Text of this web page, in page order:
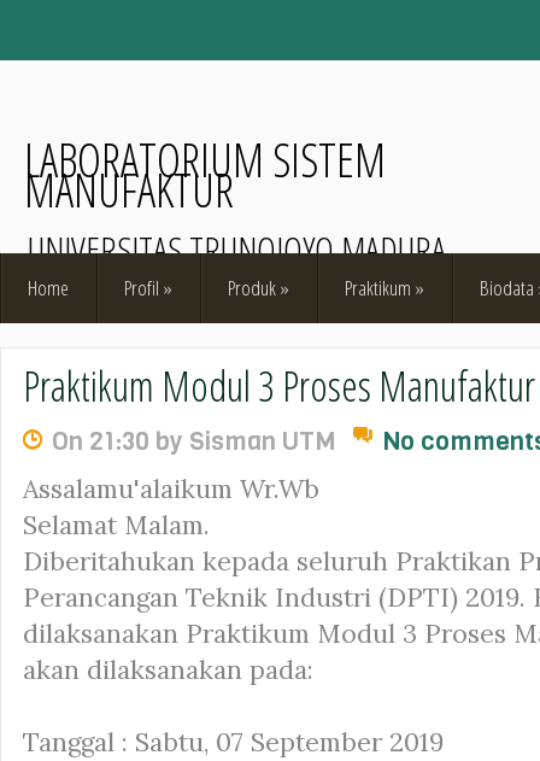
LABORATORIUM SISTEM
MANUFAKTUR
UNIVERSITAS TRUNOJOYO MADURA
Home Profil » Produk» Praktikum » Biodata
Praktikum Modul 3 Proses Manufaktur
On 21:30 by Sisman UTM No
Assalamu'alaikum Wr.Wb
Selamat Malam.
Diberitahukan kepada seluruh Praktikan
Perancangan Teknik Industri (DPTI) 2019.
dilaksanakan Praktikum Modul 3 Proses
akan dilaksanakan pada:
Tanggal : Sabtu, 07 September 2019